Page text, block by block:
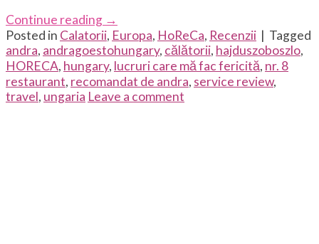
Continue reading →
Posted in Calatorii, Europa, HoReCa, Recenzii | Tagged
andra, andragoestohungary, călătorii, hajduszoboszlo,
HORECA, hungary, lucruri care mă fac fericită, nr. 8
restaurant, recomandat de andra, service review,
travel, ungaria Leave a comment